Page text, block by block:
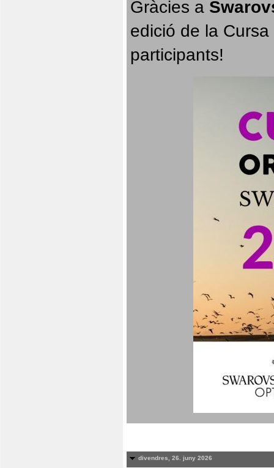
Gràcies a
edició de la
participants!
divendres, 26. juny 2026